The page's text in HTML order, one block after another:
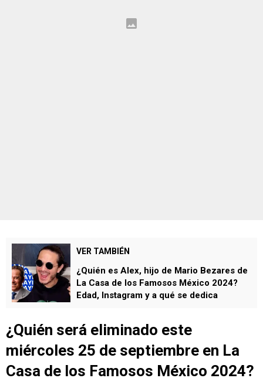
VER TAMBIÉN
¿Quién es Alex, hijo de Mario Bezares de
La Casa de los Famosos México 2024?
Edad, Instagram y a qué se dedica￼
¿Quién será eliminado este
miércoles 25 de septiembre en La
Casa de los Famosos México 2024?